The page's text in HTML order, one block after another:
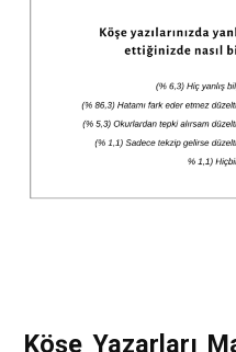
Köşe Yazarları